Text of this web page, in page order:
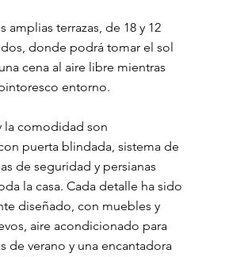
amplias terrazas, de 18 y 12
donde podrá tomar el sol
cena al aire libre mientras
entorno.
la comodidad son
puerta blindada, sistema de
de seguridad y persianas
la casa. Cada detalle ha sido
diseñado, con muebles y
aire acondicionado para
de verano y una encantadora